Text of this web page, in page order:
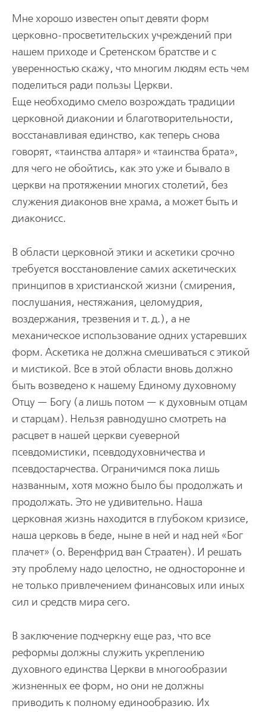
Мне хорошо известен опыт девяти форм
церковно-просветительских учреждений при
нашем приходе и Сретенском братстве и с
уверенностью скажу, что многим людям есть чем
поделиться ради пользы Церкви.
Еще необходимо смело возрождать традиции
церковной диаконии и благотворительности,
восстанавливая единство, как теперь снова
говорят, «таинства алтаря» и «таинства брата»,
для чего не обойтись, как это уже и бывало в
церкви на протяжении многих столетий, без
служения диаконов вне храма, а может быть и
диаконисс.
В области церковной этики и аскетики срочно
требуется восстановление самих аскетических
принципов в христианской жизни (смирения,
послушания, нестяжания, целомудрия,
воздержания, трезвения и т. д.), а не
механическое использование одних устаревших
форм. Аскетика не должна смешиваться с этикой
и мистикой. Все в этой области вновь должно
быть возведено к нашему Единому духовному
Отцу — Богу (а лишь потом — к духовным отцам
и старцам). Нельзя равнодушно смотреть на
расцвет в нашей церкви суеверной
псевдомистики, псевдодуховничества и
псевдостарчества. Ограничимся пока лишь
названным, хотя можно было бы продолжать и
продолжать. Это не удивительно. Наша
церковная жизнь находится в глубоком кризисе,
наша церковь в беде, ныне в ней и над ней «Бог
плачет» (о. Веренфрид ван Страатен). И решать
эту проблему надо целостно, не односторонне и
не только привлечением финансовых или иных
сил и средств мира сего.
В заключение подчеркну еще раз, что все
реформы должны служить укреплению
духовного единства Церкви в многообразии
жизненных ее форм, но они не должны
приводить к полному единообразию. Их